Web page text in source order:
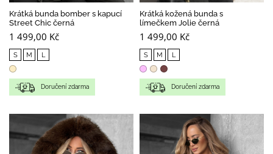
Krátká bunda bomber s kapucí
Street Chic černá
1 499,00 Kč
S M L
Doručení zdarma
Krátká kožená bunda s
límečkem Jolie černá
1 499,00 Kč
S M L
Doručení zdarma